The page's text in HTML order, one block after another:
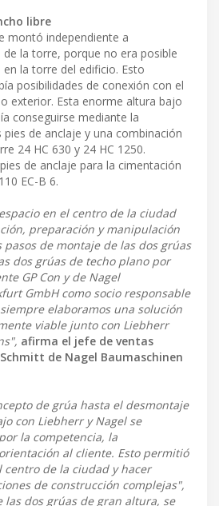
libre
montó independiente a
la torre, porque no era posible
la torre del edificio. Esto
posibilidades de conexión con el
exterior. Esta enorme altura bajo
conseguirse mediante la
de anclaje y una combinación
24 HC 630 y 24 HC 1250.
de anclaje para la cimentación
EC-B 6.
en el centro de la ciudad
preparación y manipulación
pasos de montaje de las dos grúas
dos grúas de techo plano por
GP Con y de Nagel
GmbH como socio responsable
elaboramos una solución
viable junto con Liebherr
afirma el jefe de ventas
de Nagel Baumaschinen
de grúa hasta el desmontaje
con Liebherr y Nagel se
la competencia, la
al cliente. Esto permitió
de la ciudad y hacer
de construcción complejas",
las dos grúas de gran altura, se